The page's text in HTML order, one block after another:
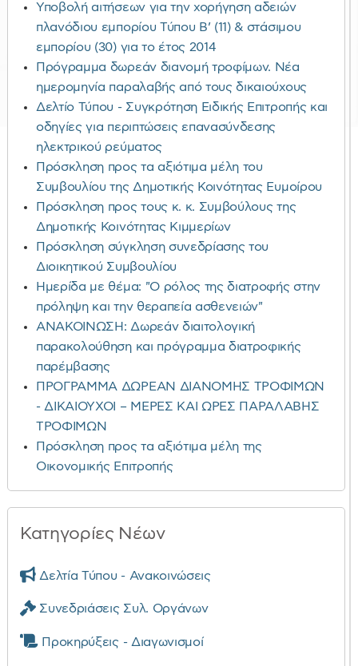
Υποβολή αιτήσεων για την χορήγηση αδειών
πλανόδιου εμπορίου Τύπου Β’ (11) & στάσιμου
εμπορίου (30) για το έτος 2014
Πρόγραμμα δωρεάν διανομή τροφίμων. Νέα
ημερομηνία παραλαβής από τους δικαιούχους
Δελτίο Τύπου - Συγκρότηση Ειδικής Επιτροπής και
οδηγίες για περιπτώσεις επανασύνδεσης
ηλεκτρικού ρεύματος
Πρόσκληση προς τα αξιότιμα μέλη του
Συμβουλίου της Δημοτικής Κοινότητας Ευμοίρου
Πρόσκληση προς τους κ. κ. Συμβούλους της
Δημοτικής Κοινότητας Κιμμερίων
Πρόσκληση σύγκληση συνεδρίασης του
Διοικητικού Συμβουλίου
Ημερίδα με θέμα: "Ο ρόλος της διατροφής στην
πρόληψη και την θεραπεία ασθενειών"
ΑΝΑΚΟΙΝΩΣΗ: Δωρεάν διαιτολογική
παρακολούθηση και πρόγραμμα διατροφικής
παρέμβασης
ΠΡΟΓΡΑΜΜΑ ΔΩΡΕΑΝ ΔΙΑΝΟΜΗΣ ΤΡΟΦΙΜΩΝ
- ΔΙΚΑΙΟΥΧΟΙ – ΜΕΡΕΣ ΚΑΙ ΩΡΕΣ ΠΑΡΑΛΑΒΗΣ
ΤΡΟΦΙΜΩΝ
Πρόσκληση προς τα αξιότιμα μέλη της
Οικονομικής Επιτροπής
Κατηγορίες Νέων
Δελτία Τύπου - Ανακοινώσεις
Συνεδριάσεις Συλ. Οργάνων
Προκηρύξεις - Διαγωνισμοί